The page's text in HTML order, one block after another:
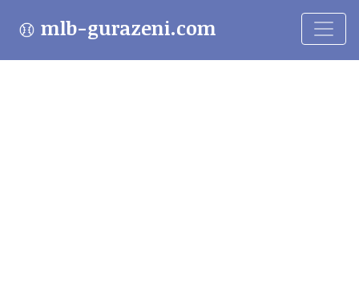
mlb-gurazeni.com